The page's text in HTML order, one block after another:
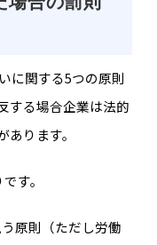
に関する5つの原則
する場合企業は法的
ります。
す。
原則（ただし労働